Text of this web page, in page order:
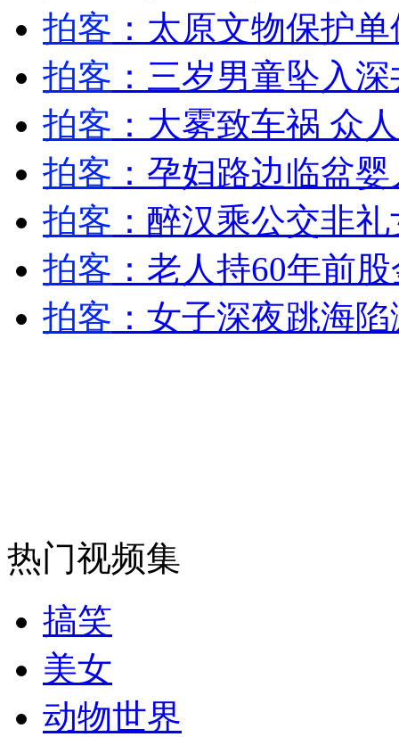
无痛分娩是否安全 医生回应
外交部：反对强权政治霸凌主义
外交部：有关国家言论片面不公正
安徽一实载49人客车翻车
司机酒驾遇交警 急速倒车逃窜
拍客 ：太原文物保护
拍客 ：三岁男童坠入
拍客 ：大雾致车祸 众
拍客 ：孕妇路边临盆
拍客 ：醉汉乘公交非
拍客 ：老人持60年前
拍客 ：女子深夜跳海
热门视频集
搞笑
美女
动物世界